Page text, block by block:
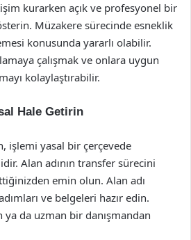
kurarken açık ve profesyonel bir
Müzakere sürecinde esneklik
konusunda yararlı olabilir.
çalışmak ve onlara uygun
kolaylaştırabilir.
Hale Getirin
işlemi yasal bir çerçevede
Alan adının transfer sürecini
emin olun. Alan adı
ve belgeleri hazır edin.
da uzman bir danışmandan